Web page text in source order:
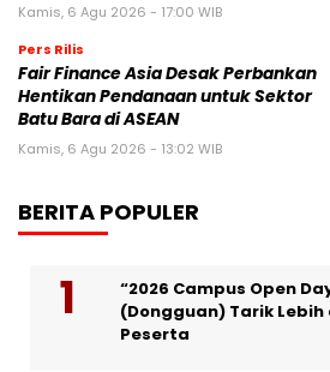
Kamis, 6 Agu 2026 - 17:00 WIB
Pers Rilis
Fair Finance Asia Desak Perbankan
Hentikan Pendanaan untuk Sektor
Batu Bara di ASEAN
Kamis, 6 Agu 2026 - 13:02 WIB
BERITA POPULER
“2026 Campus Open
(Dongguan) Tarik Lebih
Peserta